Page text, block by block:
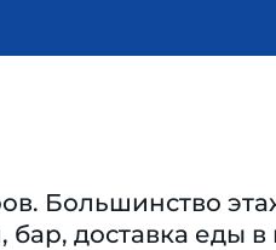
Большинство
бар, доставка еды